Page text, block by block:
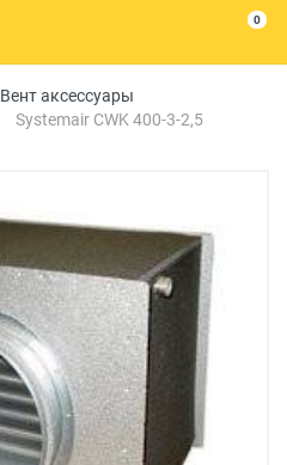
0
Вент аксессуары
Systemair CWK 400-3-2,5